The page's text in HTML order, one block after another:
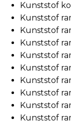
Kunststof
Kunststof
Kunststof
Kunststof
Kunststof
Kunststof
Kunststof
Kunststof
Kunststof
Kunststof